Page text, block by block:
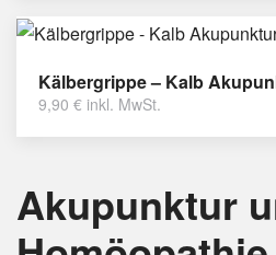
Kälbergrippe – Kalb
9,90 € inkl. MwSt.
Akupunktur